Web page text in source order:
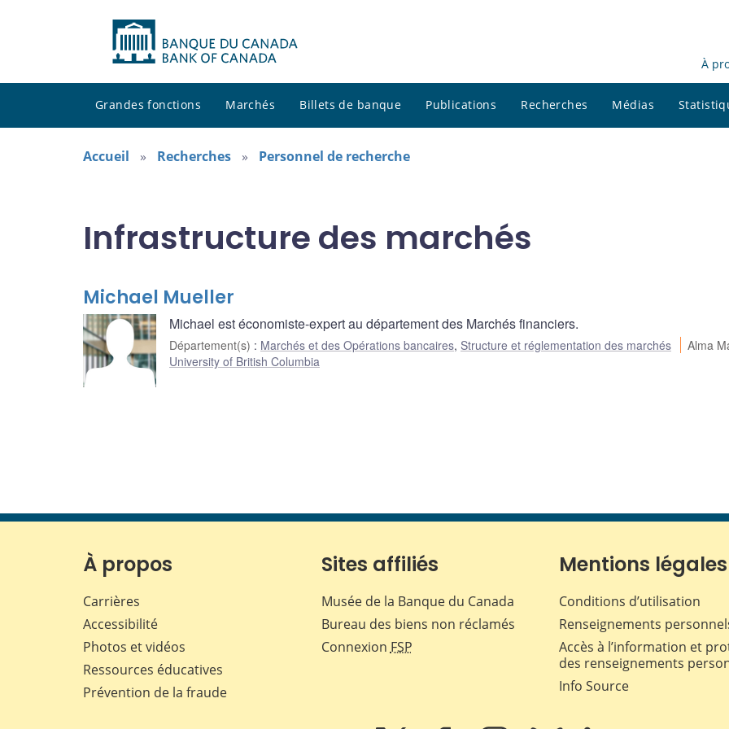
À
Grandes fonctions Marchés Billets de banque Publications Recherches Médias
Accueil Recherches Personnel de recherche
Infrastructure des marchés
Michael Mueller
Michael est économiste-expert au département des Marchés financiers.
Département(s) : Marchés et des Opérations bancaires, Structure et réglementation des marchés Alma
University of British Columbia
À propos
Carrières
Accessibilité
Photos et vidéos
Ressources éducatives
Prévention de la fraude
Sites affiliés
Musée de la Banque du Canada
Bureau des biens non réclamés
Connexion FSP
Mentions légales
Conditions d’utilisation
Renseignements
Accès à l’information et
des renseignements
Info Source